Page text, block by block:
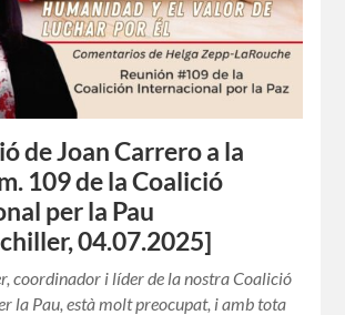
de Joan Carrero a la
109 de la Coalició
per la Pau
04.07.2025]
coordinador i líder de la nostra Coalició
la Pau, està molt preocupat, i amb tota